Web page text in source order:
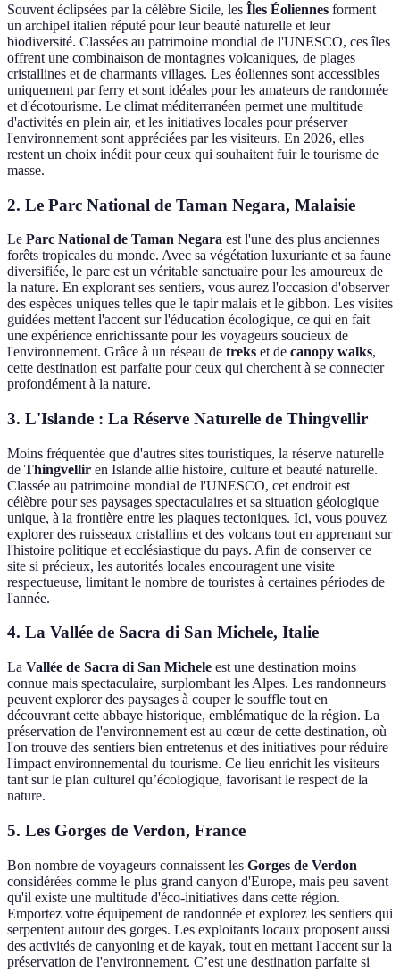
Souvent éclipsées par la célèbre Sicile, les Îles Éoliennes forment
un archipel italien réputé pour leur beauté naturelle et leur
biodiversité. Classées au patrimoine mondial de l'UNESCO, ces îles
offrent une combinaison de montagnes volcaniques, de plages
cristallines et de charmants villages. Les éoliennes sont accessibles
uniquement par ferry et sont idéales pour les amateurs de randonnée
et d'écotourisme. Le climat méditerranéen permet une multitude
d'activités en plein air, et les initiatives locales pour préserver
l'environnement sont appréciées par les visiteurs. En 2026, elles
restent un choix inédit pour ceux qui souhaitent fuir le tourisme de
masse.
2. Le Parc National de Taman Negara, Malaisie
Le Parc National de Taman Negara est l'une des plus anciennes
forêts tropicales du monde. Avec sa végétation luxuriante et sa faune
diversifiée, le parc est un véritable sanctuaire pour les amoureux de
la nature. En explorant ses sentiers, vous aurez l'occasion d'observer
des espèces uniques telles que le tapir malais et le gibbon. Les visites
guidées mettent l'accent sur l'éducation écologique, ce qui en fait
une expérience enrichissante pour les voyageurs soucieux de
l'environnement. Grâce à un réseau de treks et de canopy walks,
cette destination est parfaite pour ceux qui cherchent à se connecter
profondément à la nature.
3. L'Islande : La Réserve Naturelle de Thingvellir
Moins fréquentée que d'autres sites touristiques, la réserve naturelle
de Thingvellir en Islande allie histoire, culture et beauté naturelle.
Classée au patrimoine mondial de l'UNESCO, cet endroit est
célèbre pour ses paysages spectaculaires et sa situation géologique
unique, à la frontière entre les plaques tectoniques. Ici, vous pouvez
explorer des ruisseaux cristallins et des volcans tout en apprenant sur
l'histoire politique et ecclésiastique du pays. Afin de conserver ce
site si précieux, les autorités locales encouragent une visite
respectueuse, limitant le nombre de touristes à certaines périodes de
l'année.
4. La Vallée de Sacra di San Michele, Italie
La Vallée de Sacra di San Michele est une destination moins
connue mais spectaculaire, surplombant les Alpes. Les randonneurs
peuvent explorer des paysages à couper le souffle tout en
découvrant cette abbaye historique, emblématique de la région. La
préservation de l'environnement est au cœur de cette destination, où
l'on trouve des sentiers bien entretenus et des initiatives pour réduire
l'impact environnemental du tourisme. Ce lieu enrichit les visiteurs
tant sur le plan culturel qu’écologique, favorisant le respect de la
nature.
5. Les Gorges de Verdon, France
Bon nombre de voyageurs connaissent les Gorges de Verdon
considérées comme le plus grand canyon d'Europe, mais peu savent
qu'il existe une multitude d'éco-initiatives dans cette région.
Emportez votre équipement de randonnée et explorez les sentiers qui
serpentent autour des gorges. Les exploitants locaux proposent aussi
des activités de canyoning et de kayak, tout en mettant l'accent sur la
préservation de l'environnement. C’est une destination parfaite si